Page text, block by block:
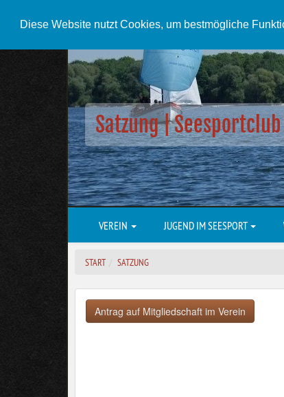
Diese Website nutzt Cookies, um bestmögliche
Satzung | Seesportclub
VEREIN JUGEND IM SEESPORT
START SATZUNG
Antrag auf Mitgliedschaft im Verein